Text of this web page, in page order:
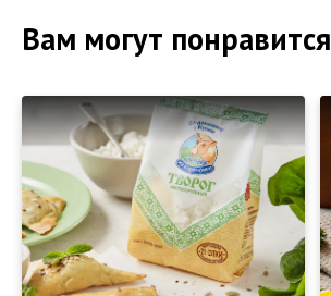
Вам могут понравится